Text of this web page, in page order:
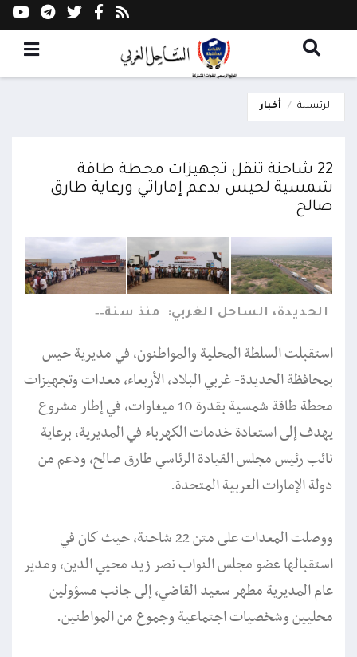
الرئيسية أخبار
22 شاحنة تنقل تجهيزات محطة طاقة
شمسية لحيس بدعم إماراتي ورعاية طارق
صالح
الحديدة، الساحل الغربي: منذ سنة
استقبلت السلطة المحلية والمواطنون، في مديرية حيس
بمحافظة الحديدة- غربي البلاد، الأربعاء، معدات وتجهيزات
محطة طاقة شمسية بقدرة 10 ميغاوات، في إطار مشروع
يهدف إلى استعادة خدمات الكهرباء في المديرية، برعاية
نائب رئيس مجلس القيادة الرئاسي طارق صالح، ودعم من
دولة الإمارات العربية المتحدة.
ووصلت المعدات على متن 22 شاحنة، حيث كان في
استقبالها عضو مجلس النواب نصر زيد محيي الدين، ومدير
عام المديرية مطهر سعيد القاضي، إلى جانب مسؤولين
محليين وشخصيات اجتماعية وجموع من المواطنين.